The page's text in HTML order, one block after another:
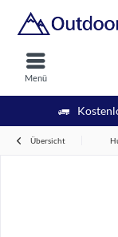
Menü
Übersicht